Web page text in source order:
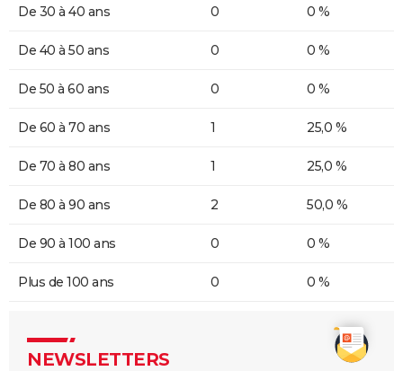
De 30 à 40 ans 0 0 %
De 40 à 50 ans 0 0 %
De 50 à 60 ans 0 0 %
De 60 à 70 ans 1 25,0 %
De 70 à 80 ans 1 25,0 %
De 80 à 90 ans 2 50,0 %
De 90 à 100 ans 0 0 %
Plus de 100 ans 0 0 %
NEWSLETTERS